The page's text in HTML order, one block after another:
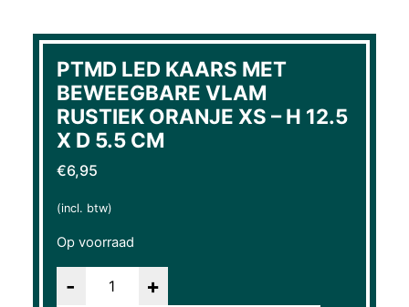
PTMD LED KAARS MET
BEWEEGBARE VLAM
RUSTIEK ORANJE XS – H 12.5
X D 5.5 CM
€6,95
(incl. btw)
Op voorraad